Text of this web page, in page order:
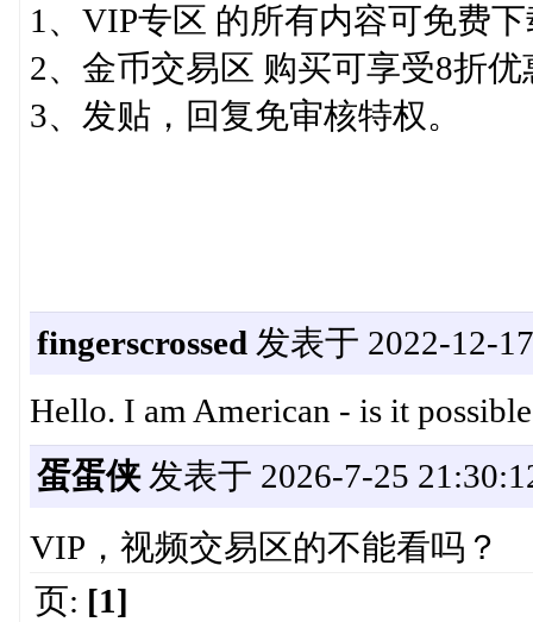
1、VIP专区 的所有内容可免费
2、金币交易区 购买可享受8折优
3、发贴，回复免审核特权。
fingerscrossed 发表于 2022-12-
Hello. I am American - is it
蛋蛋侠发表于 2026-7-25
VIP，视频交易区的不能看吗？
页: [1]